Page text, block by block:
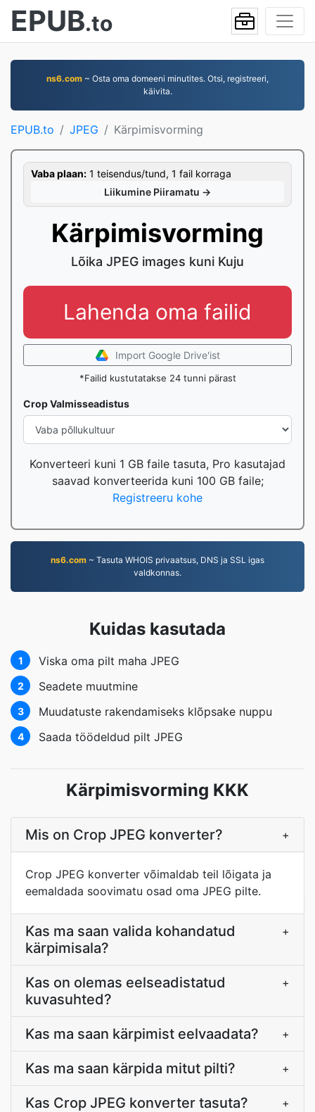
EPUB.to
ns6.com ~ Osta oma domeeni minutites. Otsi, registreeri,
käivita.
EPUB.to JPEG Kärpimisvorming
Vaba plaan: 1 teisendus/tund, 1 fail korraga
Liikumine Piiramatu →
Kärpimisvorming
Lõika JPEG images kuni Kuju
Lahenda oma failid
Import Google Drive'ist
*Failid kustutatakse 24 tunni pärast
Crop Valmisseadistus
Konverteeri kuni 1 GB faile tasuta, Pro kasutajad
saavad konverteerida kuni 100 GB faile;
Registreeru kohe
ns6.com ~ Tasuta WHOIS privaatsus, DNS ja SSL igas
valdkonnas.
Kuidas kasutada
1 Viska oma pilt maha JPEG
2 Seadete muutmine
3 Muudatuste rakendamiseks klõpsake nuppu
4 Saada töödeldud pilt JPEG
Kärpimisvorming KKK
Mis on Crop JPEG konverter? +
Crop JPEG konverter võimaldab teil lõigata ja
eemaldada soovimatu osad oma JPEG pilte.
Kas ma saan valida kohandatud
kärpimisala?
+
Kas on olemas eelseadistatud
kuvasuhted?
+
Kas ma saan kärpimist eelvaadata? +
Kas ma saan kärpida mitut pilti? +
Kas Crop JPEG konverter tasuta? +